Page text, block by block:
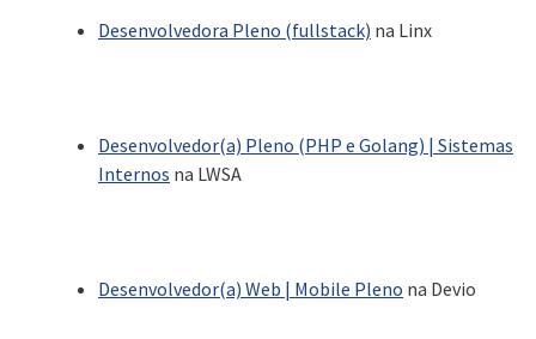
Desenvolvedora Pleno (fullstack) na Linx
Desenvolvedor(a) Pleno (PHP e Golang) | Sistemas
Internos na LWSA
Desenvolvedor(a) Web | Mobile Pleno na Devio